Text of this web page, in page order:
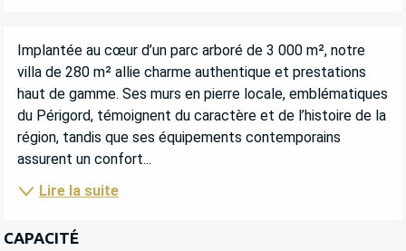
DESCRIPTION
Implantée au cœur d’un parc arboré de 3 000 m², notre
villa de 280 m² allie charme authentique et prestations
haut de gamme. Ses murs en pierre locale, emblématiques
du Périgord, témoignent du caractère et de l’histoire de la
région, tandis que ses équipements contemporains
assurent un confort...
Lire la suite
CAPACITÉ